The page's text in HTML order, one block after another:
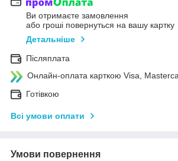
Ви отримаєте замовлення
або гроші повернуться на вашу картку
Детальніше
Післяплата
Онлайн-оплата карткою Visa,
Готівкою
Всі умови оплати
Умови повернення